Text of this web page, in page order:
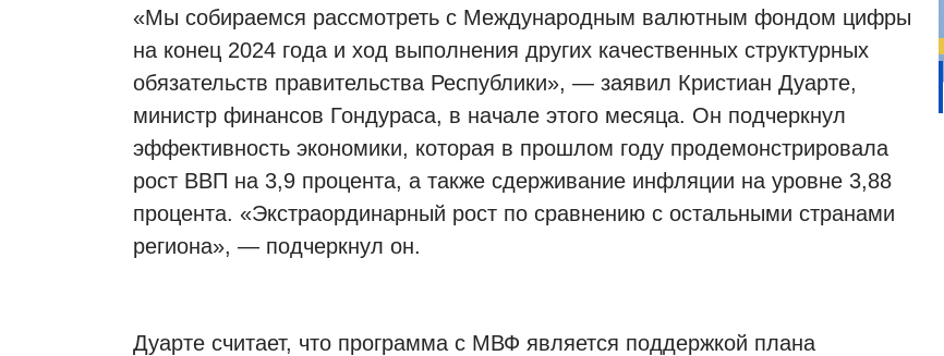
«Мы собираемся рассмотреть с Международным валютным фондом цифры
на конец 2024 года и ход выполнения других качественных структурных
обязательств правительства Республики», — заявил Кристиан Дуарте,
министр финансов Гондураса, в начале этого месяца. Он подчеркнул
эффективность экономики, которая в прошлом году продемонстрировала
рост ВВП на 3,9 процента, а также сдерживание инфляции на уровне 3,88
процента. «Экстраординарный рост по сравнению с остальными странами
региона», — подчеркнул он.
Дуарте считает, что программа с МВФ является поддержкой плана